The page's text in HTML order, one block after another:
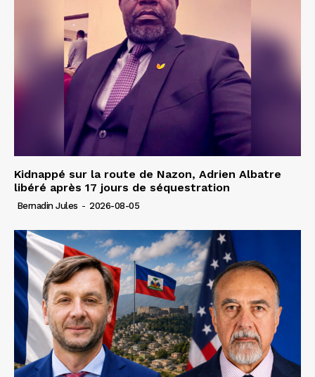
Kidnappé sur la route de Nazon, Adrien Albatre
libéré après 17 jours de séquestration
Bernadin Jules - 2026-08-05